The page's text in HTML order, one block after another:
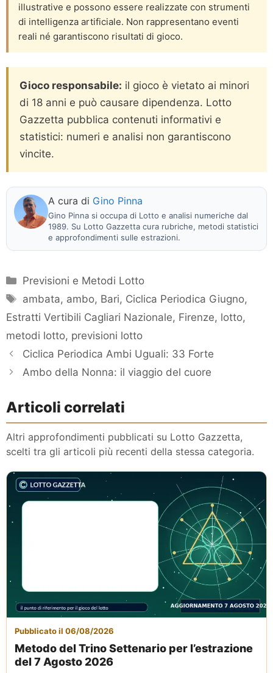
illustrative e possono essere realizzate con strumenti
di intelligenza artificiale. Non rappresentano eventi
reali né garantiscono risultati di gioco.
Gioco responsabile: il gioco è vietato ai minori
di 18 anni e può causare dipendenza. Lotto
Gazzetta pubblica contenuti informativi e
statistici: numeri e analisi non garantiscono
vincite.
A cura di Gino Pinna
Gino Pinna si occupa di Lotto e analisi numeriche dal
1989. Su Lotto Gazzetta cura rubriche, metodi statistici
e approfondimenti sulle estrazioni.
Categorie
Previsioni e Metodi Lotto
Tag
ambata, ambo, Bari, Ciclica Periodica Giugno,
Estratti Vertibili Cagliari Nazionale, Firenze, lotto,
metodi lotto, previsioni lotto
Ciclica Periodica Ambi Uguali: 33 Forte
Ambo della Nonna: il viaggio del cuore
Articoli correlati
Altri approfondimenti pubblicati su Lotto Gazzetta,
scelti tra gli articoli più recenti della stessa categoria.
Pubblicato il 06/08/2026
Metodo del Trino Settenario per l’estrazione
del 7 Agosto 2026